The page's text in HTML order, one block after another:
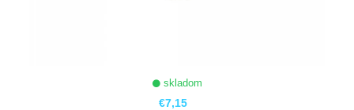
skladom
€7,15